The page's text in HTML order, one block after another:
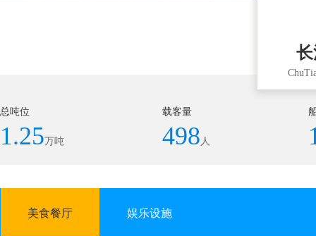
总吨位
1.25万吨
载客量
498 人
美食餐厅 娱乐设施